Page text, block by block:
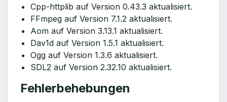
Cpp-httplib auf Version 0.43.3 aktualisiert.
FFmpeg auf Version 7.1.2 aktualisiert.
Aom auf Version 3.13.1 aktualisiert.
Dav1d auf Version 1.5.1 aktualisiert.
Ogg auf Version 1.3.6 aktualisiert.
SDL2 auf Version 2.32.10 aktualisiert.
Fehlerbehebungen